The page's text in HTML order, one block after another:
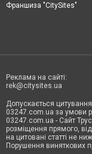
Франшиза "CitySites"
Реклама на сайті:
rek@citysites.ua
Допускається
03247.com.ua за умови
03247.com.ua - Сайт
розміщення прямого,
на цитовані статті не
Порушення виняткових